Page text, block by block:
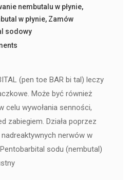
nembutalu w płynie,
w płynie, Zamów
sodowy
(pen toe BAR bi tal) leczy
Może być również
celu wywołania senności,
zabiegiem. Działa poprzez
nerwów w
sodu (nembutal)